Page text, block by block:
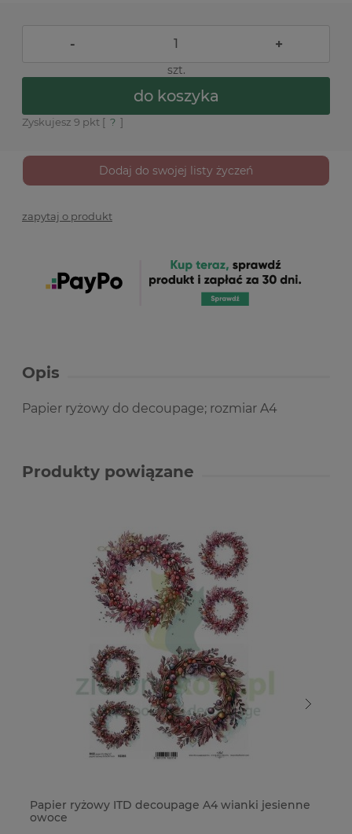
- +
szt.
do koszyka
Zyskujesz 9 pkt [ ? ]
Dodaj do swojej listy życzeń
zapytaj o produkt
Opis
Papier ryżowy do decoupage; rozmiar A4
Produkty powiązane
Papier ryżowy ITD decoupage A4 wianki jesienne
owoce